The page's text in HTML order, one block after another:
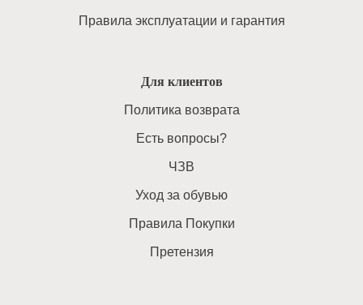
Правила эксплуатации и гарантия
Для клиентов
Политика возврата
Есть вопросы?
ЧЗВ
Уход за обувью
Правила Покупки
Претензия